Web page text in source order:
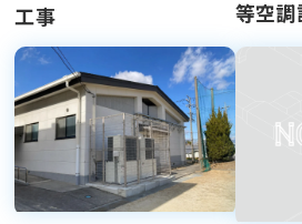
工事
等空